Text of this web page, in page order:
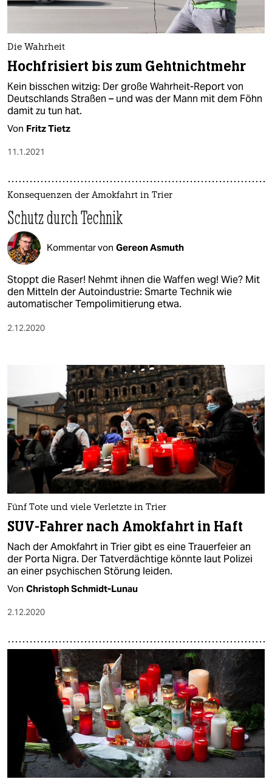
Die Wahrheit
Hochfrisiert bis zum Gehtnichtmehr
Kein bisschen witzig: Der große Wahrheit-Report von
Deutschlands Straßen – und was der Mann mit dem Föhn
damit zu tun hat.
Von Fritz Tietz
11.1.2021
Konsequenzen der Amokfahrt in Trier
Schutz durch Technik
Kommentar von Gereon Asmuth
Stoppt die Raser! Nehmt ihnen die Waffen weg! Wie? Mit
den Mitteln der Autoindustrie: Smarte Technik wie
automatischer Tempolimitierung etwa.
2.12.2020
Fünf Tote und viele Verletzte in Trier
SUV-Fahrer nach Amokfahrt in Haft
Nach der Amokfahrt in Trier gibt es eine Trauerfeier an
der Porta Nigra. Der Tatverdächtige könnte laut Polizei
an einer psychischen Störung leiden.
Von Christoph Schmidt-Lunau
2.12.2020